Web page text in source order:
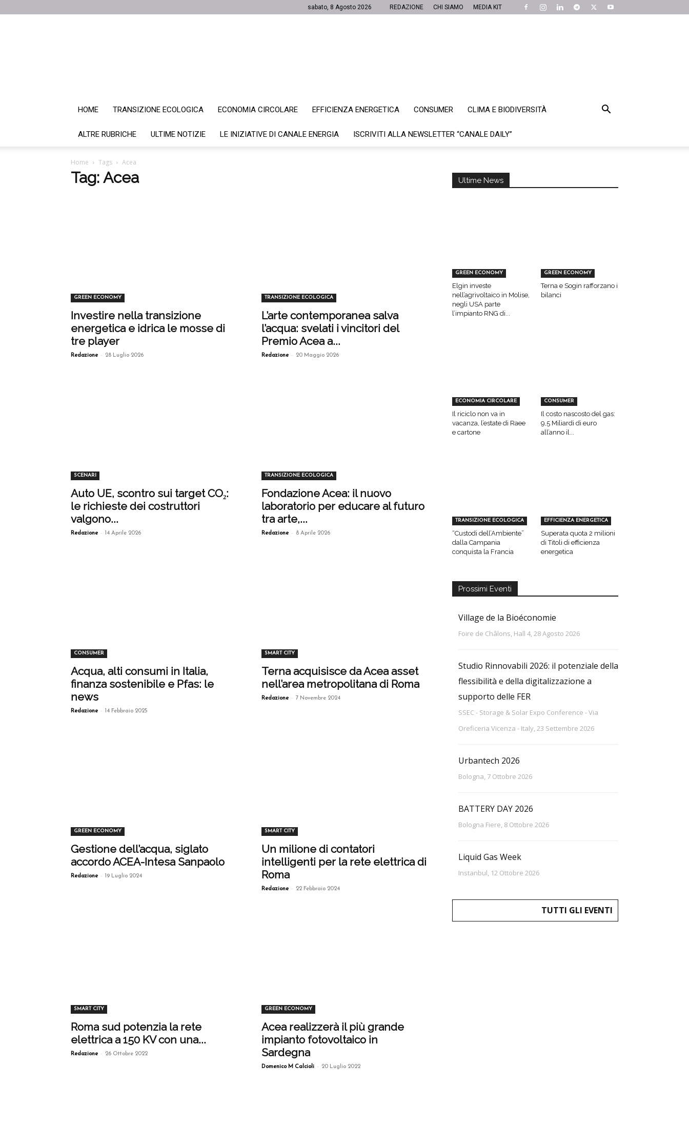
sabato, 8 Agosto 2026 REDAZIONE CHI SIAMO MEDIA KIT
HOME TRANSIZIONE ECOLOGICA ECONOMIA CIRCOLARE EFFICIENZA ENERGETICA CONSUMER CLIMA E BIODIVERSITÀ
ALTRE RUBRICHE ULTIME NOTIZIE LE INIZIATIVE DI CANALE ENERGIA ISCRIVITI ALLA NEWSLETTER “CANALE DAILY”
Home Tags Acea
Tag: Acea
GREEN ECONOMY
Investire nella transizione
energetica e idrica le mosse di
tre player
Redazione - 28 Luglio 2026
TRANSIZIONE ECOLOGICA
L’arte contemporanea salva
l’acqua: svelati i vincitori del
Premio Acea a...
Redazione - 20 Maggio 2026
SCENARI
Auto UE, scontro sui target CO₂:
le richieste dei costruttori
valgono...
Redazione - 14 Aprile 2026
TRANSIZIONE ECOLOGICA
Fondazione Acea: il nuovo
laboratorio per educare al futuro
tra arte,...
Redazione - 8 Aprile 2026
CONSUMER
Acqua, alti consumi in Italia,
finanza sostenibile e Pfas: le
news
Redazione - 14 Febbraio 2025
SMART CITY
Terna acquisisce da Acea asset
nell’area metropolitana di Roma
Redazione - 7 Novembre 2024
GREEN ECONOMY
Gestione dell’acqua, siglato
accordo ACEA-Intesa Sanpaolo
Redazione - 19 Luglio 2024
SMART CITY
Un milione di contatori
intelligenti per la rete elettrica di
Roma
Redazione - 22 Febbraio 2024
SMART CITY
Roma sud potenzia la rete
elettrica a 150 KV con una...
Redazione - 26 Ottobre 2022
GREEN ECONOMY
Acea realizzerà il più grande
impianto fotovoltaico in
Sardegna
Domenico M Calcioli - 20 Luglio 2022
Ultime News
GREEN ECONOMY
Elgin investe
nell’agrivoltaico in Molise,
negli USA parte
l’impianto RNG di...
GREEN ECONOMY
Terna e Sogin rafforzano i
bilanci
ECONOMIA CIRCOLARE
Il riciclo non va in
vacanza, l’estate di Raee
e cartone
CONSUMER
Il costo nascosto del gas:
9,5 Miliardi di euro
all’anno il...
TRANSIZIONE ECOLOGICA
“Custodi dell’Ambiente”
dalla Campania
conquista la Francia
EFFICIENZA ENERGETICA
Superata quota 2 milioni
di Titoli di efficienza
energetica
Prossimi Eventi
Village de la Bioéconomie
Foire de Châlons, Hall 4, 28 Agosto 2026
Studio Rinnovabili 2026: il potenziale della
flessibilità e della digitalizzazione a
supporto delle FER
SSEC - Storage & Solar Expo Conference - Via
Oreficeria Vicenza - Italy, 23 Settembre 2026
Urbantech 2026
Bologna, 7 Ottobre 2026
BATTERY DAY 2026
Bologna Fiere, 8 Ottobre 2026
Liquid Gas Week
Instanbul, 12 Ottobre 2026
TUTTI GLI EVENTI